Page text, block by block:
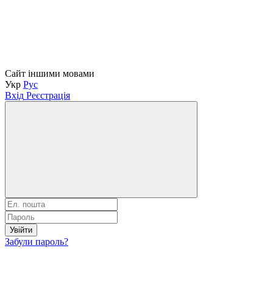
Сайт іншими мовами
Укр Рус
Вхід Реєстрація
Увійти
Забули пароль?